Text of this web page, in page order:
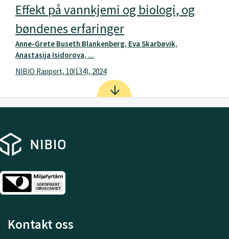
Effekt på vannkjemi og biologi, og
bøndenes erfaringer
Anne-Grete Buseth Blankenberg, Eva Skarbøvik,
Anastasija Isidorova, ...
NIBIO Rapport, 10(134), 2024
Kontakt oss